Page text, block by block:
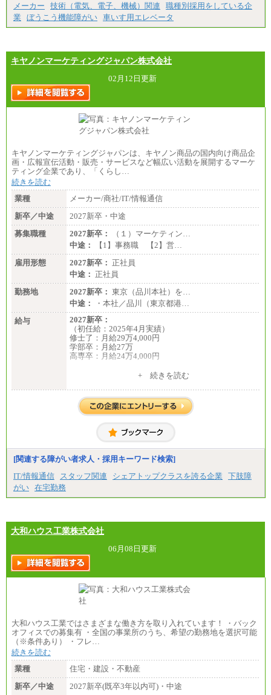
メーカー
技術（電気、電子、機械）関連
職種別採用をしている企
業
ぼうこう機能障がい 車いす用エレベータ
キヤノンマーケティングジャパン株式会社
02月12日更新
キヤノンマーケティングジャパンは、キヤノン商品の国内向け商品企
画・広報宣伝活動・販売・サービスなど幅広い活動を展開するマーケ
ティング企業であり、「くらし…
続きを読む
業種
メーカー/商社/IT/情報通信
新卒／中途
2027新卒・中途
募集職種
2027新卒：
（１）マーケティン…
中途：
【1】事務職 【2】営…
雇用形態
2027新卒： 正社員
中途： 正社員
勤務地
2027新卒： 東京（品川本社）を…
中途：
・本社／品川（東京都港…
給与
2027新卒：
（初任給：2025年4月実績）
修士了：月給29万4,000円
学部卒：月給27万
高専卒：月給24万4,000円
月給 250,000円～350,000円
想定年収 420万円～600万円
入社時の処遇（基本給・賞与）は経験・スキルを考
経験・スキルによっては、記載額を超える場合もあ
※試用期間中も給与に変更はございません。
+ 続きを読む
[関連する障がい者求人・採用キーワード検索]
IT/情報通信
スタッフ関連 シェアトップクラスを誇る企業
下肢障
がい 在宅勤務
大和ハウス工業株式会社
06月08日更新
大和ハウス工業ではさまざまな働き方を取り入れています！ ・バック
オフィスでの募集有 ・全国の事業所のうち、希望の勤務地を選択可能
（※条件あり） ・フレ…
続きを読む
業種
住宅・建設・不動産
新卒／中途
2027新卒(既卒3年以内可)・中途